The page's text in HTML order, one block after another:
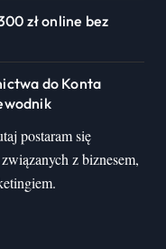
zł online bez
do Konta
postaram się
z biznesem,